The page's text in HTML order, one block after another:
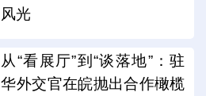
风光
从“看展厅”到“谈落地”：驻
华外交官在皖抛出合作橄榄